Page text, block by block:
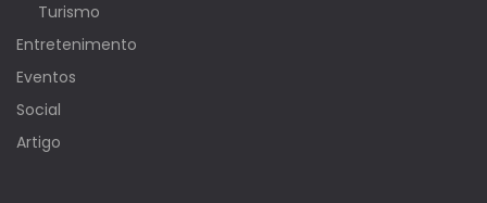
Turismo
Entretenimento
Eventos
Social
Artigo